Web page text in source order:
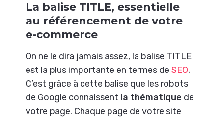
La balise TITLE, essentielle
au référencement de votre
e-commerce
On ne le dira jamais assez, la balise TITLE
est la plus importante en termes deSEO.
C’est grâce à cette balise que les robots
de Google connaissent la thématique de
votre page. Chaque page de votre site